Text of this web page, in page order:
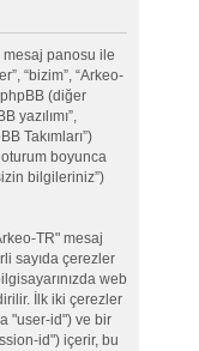
mesaj panosu ile
“bizim”, “Arkeo-
phpBB (diğer
yazılımı”,
Takımları”)
oturum boyunca
bilgileriniz”)
TR" mesaj
sayıda çerezler
web
İlk iki çerezler
"user-id") ve bir
id") içerir, bu